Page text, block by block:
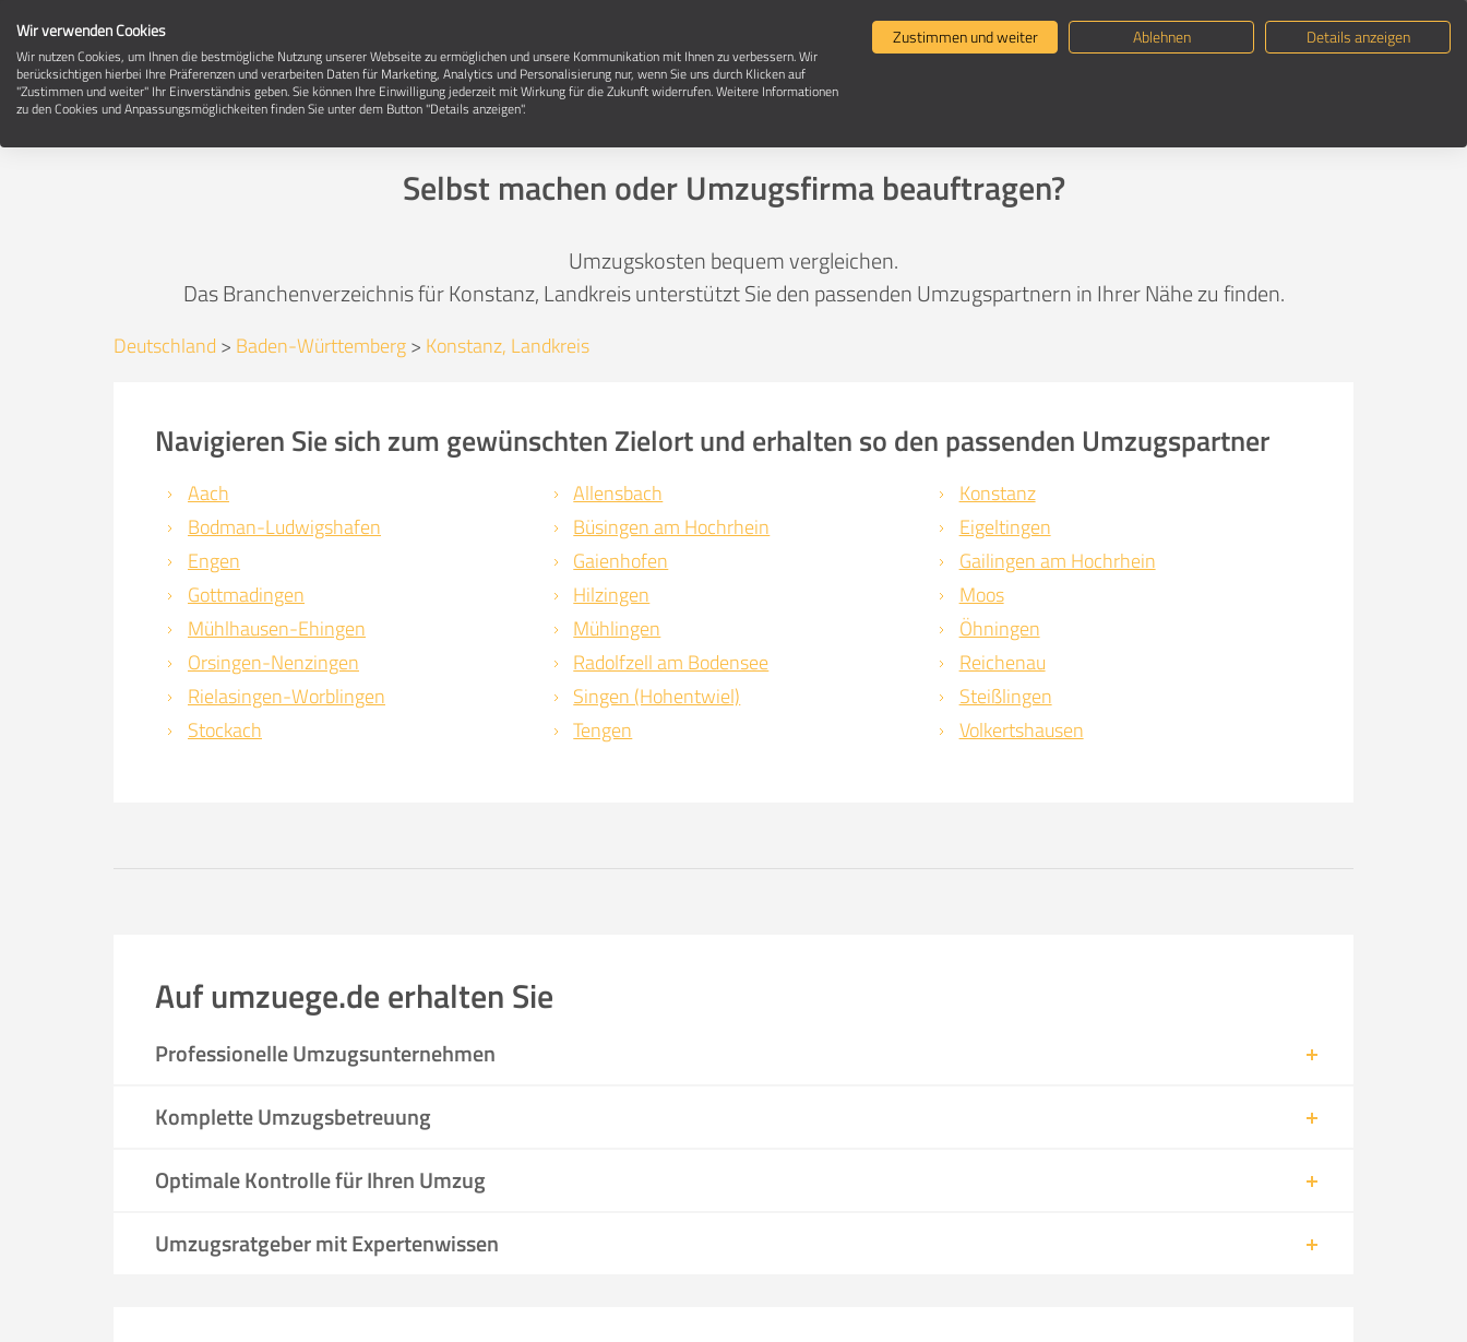
Umzugsunternehmen suchen Umzugsratgeber
Umzug in Konstanz, Landkreis
Selbst machen oder Umzugsfirma beauftragen?
Umzugskosten bequem vergleichen.
Das Branchenverzeichnis für Konstanz, Landkreis unterstützt Sie den passenden Umzugspartnern in Ihrer Nähe zu finden.
Deutschland > Baden-Württemberg> Konstanz, Landkreis
Navigieren Sie sich zum gewünschten Zielort und erhalten so den passenden Umzugspartner
Aach Allensbach
Konstanz
Bodman-Ludwigshafen
Büsingen am Hochrhein
Eigeltingen
Engen
Gaienhofen
Gailingen am Hochrhein
Gottmadingen
Hilzingen
Moos
Mühlhausen-Ehingen
Mühlingen
Öhningen
Orsingen-Nenzingen
Radolfzell am Bodensee
Reichenau
Rielasingen-Worblingen
Singen (Hohentwiel)
Steißlingen
Stockach
Tengen Volkertshausen
Auf umzuege.de erhalten Sie
Professionelle Umzugsunternehmen
Komplette Umzugsbetreuung
Optimale Kontrolle für Ihren Umzug
Umzugsratgeber mit Expertenwissen
Wir verwenden Cookies
Wir nutzen Cookies, um Ihnen die bestmögliche Nutzung unserer Webseite zu ermöglichen und unsere Kommunikation mit Ihnen zu verbessern. Wir
berücksichtigen hierbei Ihre Präferenzen und verarbeiten Daten für Marketing, Analytics und Personalisierung nur, wenn Sie uns durch Klicken auf
"Zustimmen und weiter" Ihr Einverständnis geben. Sie können Ihre Einwilligung jederzeit mit Wirkung für die Zukunft widerrufen. Weitere Informationen
zu den Cookies und Anpassungsmöglichkeiten finden Sie unter dem Button "Details anzeigen".
Zustimmen und weiter Ablehnen Details anzeigen